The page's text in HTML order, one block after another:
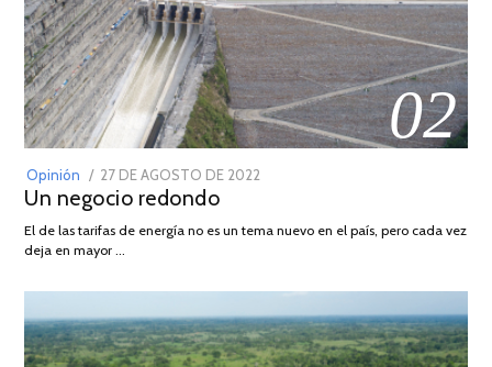
02
Opinión
POSTED
ON
27 DE AGOSTO DE 2022
DE
Un negocio redondo
El de las tarifas de energía no es un tema nuevo en el país, pero cada vez
deja en mayor …